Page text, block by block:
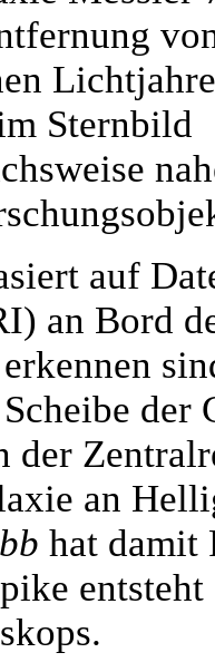
Sternbild
auf
an Bord
der
an
hat damit